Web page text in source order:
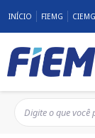
INÍCIO FIEMG CIEMG